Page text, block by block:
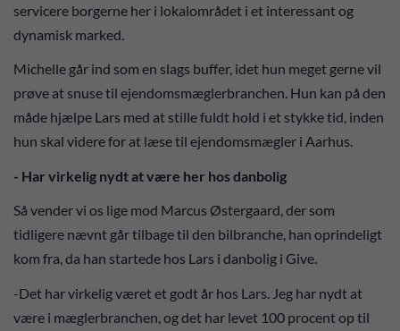
servicere borgerne her i lokalområdet i et interessant og
dynamisk marked.
Michelle går ind som en slags buffer, idet hun meget gerne vil
prøve at snuse til ejendomsmæglerbranchen. Hun kan på den
måde hjælpe Lars med at stille fuldt hold i et stykke tid, inden
hun skal videre for at læse til ejendomsmægler i Aarhus.
- Har virkelig nydt at være her hos danbolig
Så vender vi os lige mod Marcus Østergaard, der som
tidligere nævnt går tilbage til den bilbranche, han oprindeligt
kom fra, da han startede hos Lars i danbolig i Give.
-Det har virkelig været et godt år hos Lars. Jeg har nydt at
være i mæglerbranchen, og det har levet 100 procent op til